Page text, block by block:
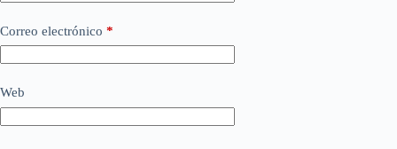
Correo electrónico *
Web